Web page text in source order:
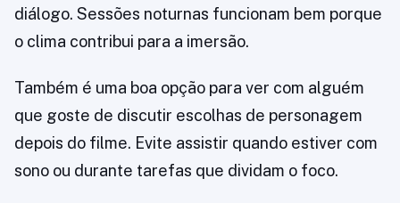
diálogo. Sessões noturnas funcionam bem porque
o clima contribui para a imersão.
Também é uma boa opção para ver com alguém
que goste de discutir escolhas de personagem
depois do filme. Evite assistir quando estiver com
sono ou durante tarefas que dividam o foco.